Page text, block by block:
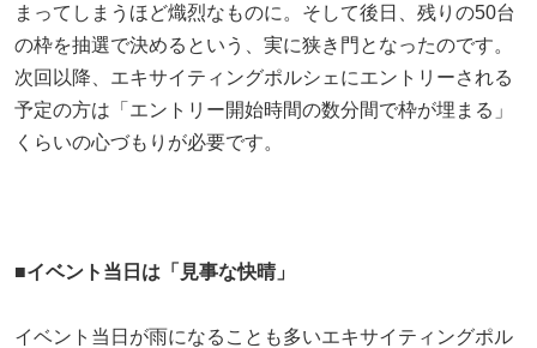
まってしまうほど熾烈なものに。そして後日、残りの50台
の枠を抽選で決めるという、実に狭き門となったのです。
次回以降、エキサイティングポルシェにエントリーされる
予定の方は「エントリー開始時間の数分間で枠が埋まる」
くらいの心づもりが必要です。
■イベント当日は「見事な快晴」
イベント当日が雨になることも多いエキサイティングポル